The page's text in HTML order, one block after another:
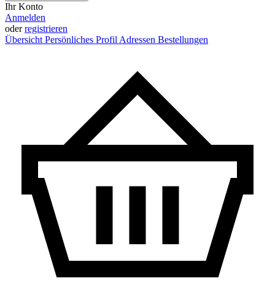
Ihr Konto
Anmelden
oderregistrieren
Übersicht Persönliches Profil Adressen Bestellungen